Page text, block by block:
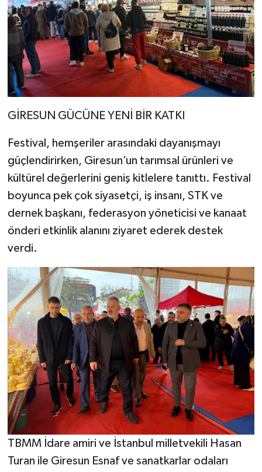
GİRESUN GÜCÜNE YENİ BİR KATKI
Festival, hemşeriler arasındaki dayanışmayı
güçlendirirken, Giresun’un tarımsal ürünleri ve
kültürel değerlerini geniş kitlelere tanıttı. Festival
boyunca pek çok siyasetçi, iş insanı, STK ve
dernek başkanı, federasyon yöneticisi ve kanaat
önderi etkinlik alanını ziyaret ederek destek
verdi.
TBMM İdare amiri ve İstanbul milletvekili Hasan
Turan ile Giresun Esnaf ve sanatkarlar odaları